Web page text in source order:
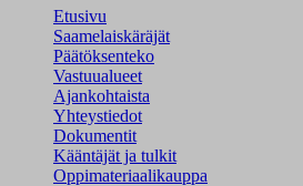
Etusivu
Saamelaiskäräjät
Päätöksenteko
Vastuualueet
Ajankohtaista
Yhteystiedot
Dokumentit
Kääntäjät ja tulkit
Oppimateriaalikauppa